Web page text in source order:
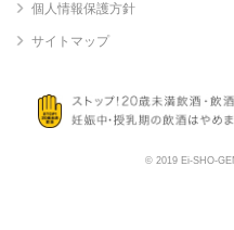
個人情報保護方針
サイトマップ
© 2019 Ei-SHO-